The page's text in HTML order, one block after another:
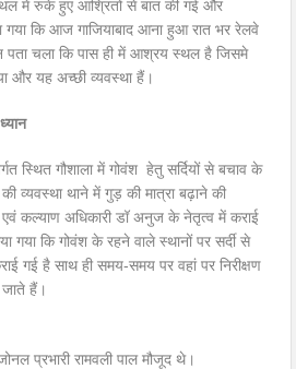
में रुके हुए आश्रितों से बात की गई और
गया कि आज गाजियाबाद आना हुआ रात भर रेलवे
पता चला कि पास ही में आश्रय स्थल है जिसमे
और यह अच्छी व्यवस्था हैं।
स्थित गौशाला में गोवंश हेतु सर्दियों से बचाव के
व्यवस्था थाने में गुड़ की मात्रा बढ़ाने की
कल्याण अधिकारी डॉ अनुज के नेतृत्व में कराई
गया कि गोवंश के रहने वाले स्थानों पर सर्दी से
गई है साथ ही समय-समय पर वहां पर निरीक्षण
हैं।
प्रभारी रामवली पाल मौजूद थे।